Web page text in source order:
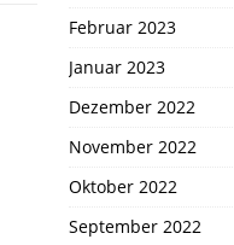
Februar 2023
Januar 2023
Dezember 2022
November 2022
Oktober 2022
September 2022